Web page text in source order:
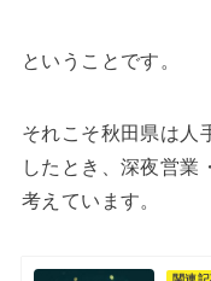
ということです。
それこそ秋田県は人
したとき、深夜営業
考えています。